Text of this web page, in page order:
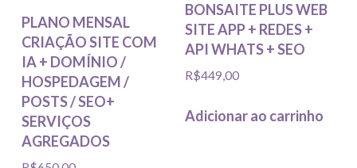
PLANO MENSAL
CRIAÇÃO SITE COM
IA + DOMÍNIO /
HOSPEDAGEM /
POSTS / SEO+
SERVIÇOS
AGREGADOS
BONSAITE PLUS WEB
SITE APP + REDES +
API WHATS + SEO
R$449,00
Adicionar ao carrinho